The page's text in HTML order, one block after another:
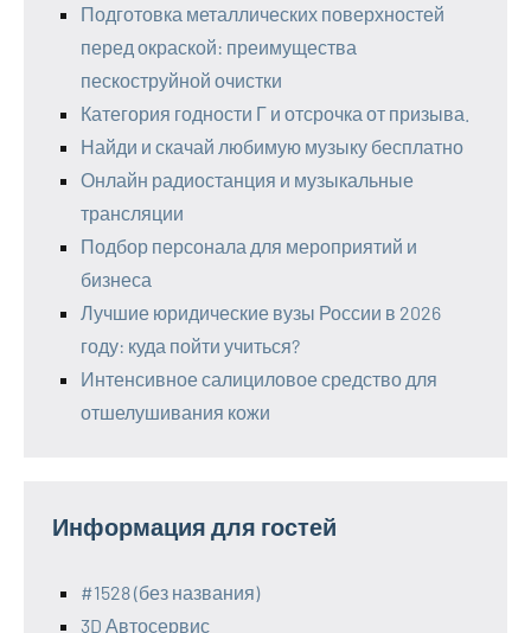
Подготовка металлических поверхностей
перед окраской: преимущества
пескоструйной очистки
Категория годности Г и отсрочка от призыва.
Найди и скачай любимую музыку бесплатно
Онлайн радиостанция и музыкальные
трансляции
Подбор персонала для мероприятий и
бизнеса
Лучшие юридические вузы России в 2026
году: куда пойти учиться?
Интенсивное салициловое средство для
отшелушивания кожи
Информация для гостей
#1528 (без названия)
3D Автосервис